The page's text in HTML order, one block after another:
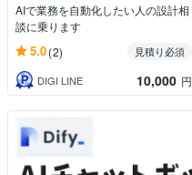
AIで業務を自動化したい人の設計相
談に乗ります
5.0(2)
見積り必須
DIGI LINE
10,000 円